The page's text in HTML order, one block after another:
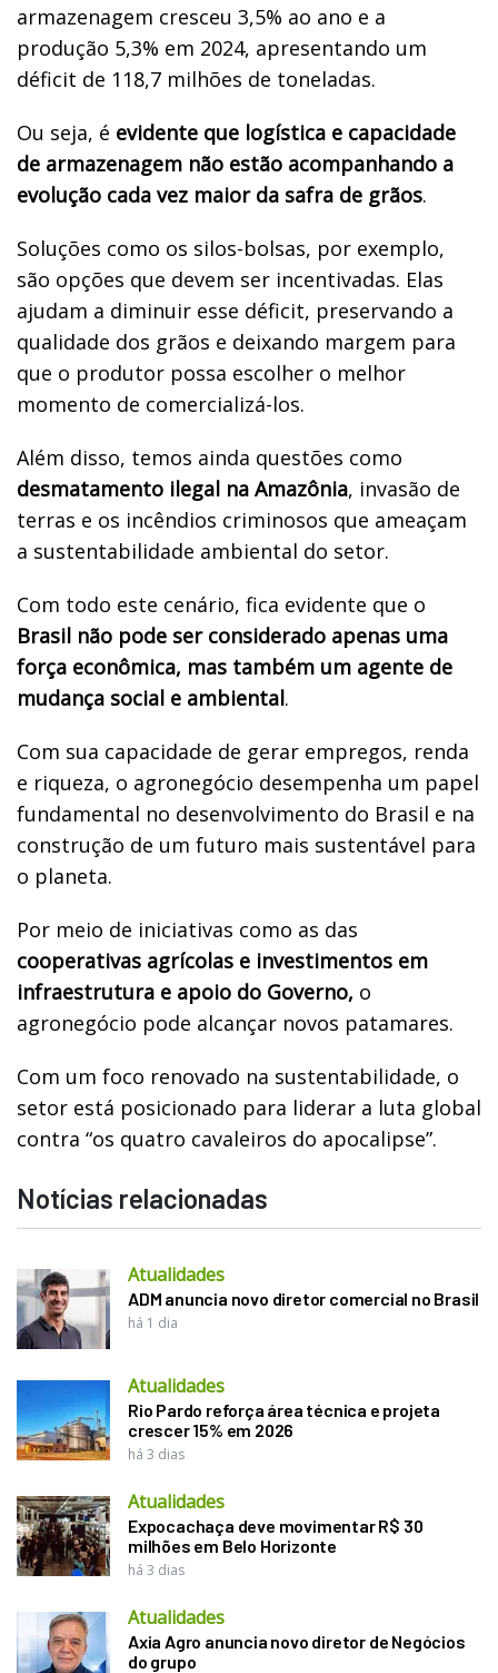
armazenagem cresceu 3,5% ao ano e a
produção 5,3% em 2024, apresentando um
déficit de 118,7 milhões de toneladas.
Ou seja, é evidente que logística e capacidade
de armazenagem não estão acompanhando a
evolução cada vez maior da safra de grãos.
Soluções como os silos-bolsas, por exemplo,
são opções que devem ser incentivadas. Elas
ajudam a diminuir esse déficit, preservando a
qualidade dos grãos e deixando margem para
que o produtor possa escolher o melhor
momento de comercializá-los.
Além disso, temos ainda questões como
desmatamento ilegal na Amazônia, invasão de
terras e os incêndios criminosos que ameaçam
a sustentabilidade ambiental do setor.
Com todo este cenário, fica evidente que o
Brasil não pode ser considerado apenas uma
força econômica, mas também um agente de
mudança social e ambiental.
Com sua capacidade de gerar empregos, renda
e riqueza, o agronegócio desempenha um papel
fundamental no desenvolvimento do Brasil e na
construção de um futuro mais sustentável para
o planeta.
Por meio de iniciativas como as das
cooperativas agrícolas e investimentos em
infraestrutura e apoio do Governo, o
agronegócio pode alcançar novos patamares.
Com um foco renovado na sustentabilidade, o
setor está posicionado para liderar a luta global
contra “os quatro cavaleiros do apocalipse”.
Notícias relacionadas
Atualidades
ADM anuncia novo diretor comercial no Brasil
há 1 dia
Atualidades
Rio Pardo reforça área técnica e projeta
crescer 15% em 2026
há 3 dias
Atualidades
Expocachaça deve movimentar R$ 30
milhões em Belo Horizonte
há 3 dias
Atualidades
Axia Agro anuncia novo diretor de Negócios
do grupo